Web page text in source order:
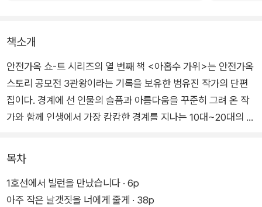
책소개
안전가옥 쇼-트 시리즈의 열 번째 책 <아홉수 가위>는 안전가옥
스토리 공모전 3관왕이라는 기록을 보유한 범유진 작가의 단편
집이다. 경계에 선 인물의 슬픔과 아름다움을 꾸준히 그려 온 작
가와 함께 인생에서 가장 캄캄한 경계를 지나는 10대~20대의 에
두운 것은 아직 세상의 부조리에 대항할 힘을 갖추지 못한 탓이
다. 오랜 시간 고통받은 끝에 더는 어두워질 수 없게 된 순간, 청
년들은 숨겨져 있던 자신의 능력을 깨닫고 빛나기 시작한다.
목차
1호선에서 빌런을 만났습니다 · 6p
아주 작은 날갯짓을 너에게 줄게 · 38p